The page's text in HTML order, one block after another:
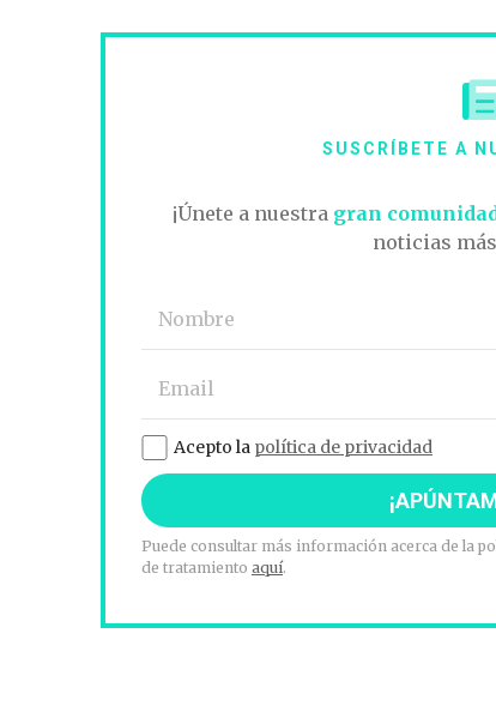
SUSCRÍBETE A
¡Únete a nuestra gran
noticias
Acepto la política de privacidad
Puede consultar más información acerca de la
de tratamiento aquí.